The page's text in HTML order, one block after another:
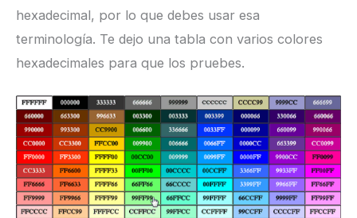
hexadecimal, por lo que debes usar esa
terminología. Te dejo una tabla con varios colores
hexadecimales para que los pruebes.